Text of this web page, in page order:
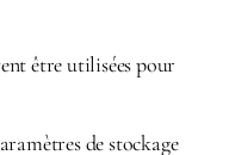
être utilisées pour
de stockage